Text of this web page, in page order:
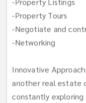
-Property Tours
-Negotiate and
-Networking
Innovative
another real estate
constantly